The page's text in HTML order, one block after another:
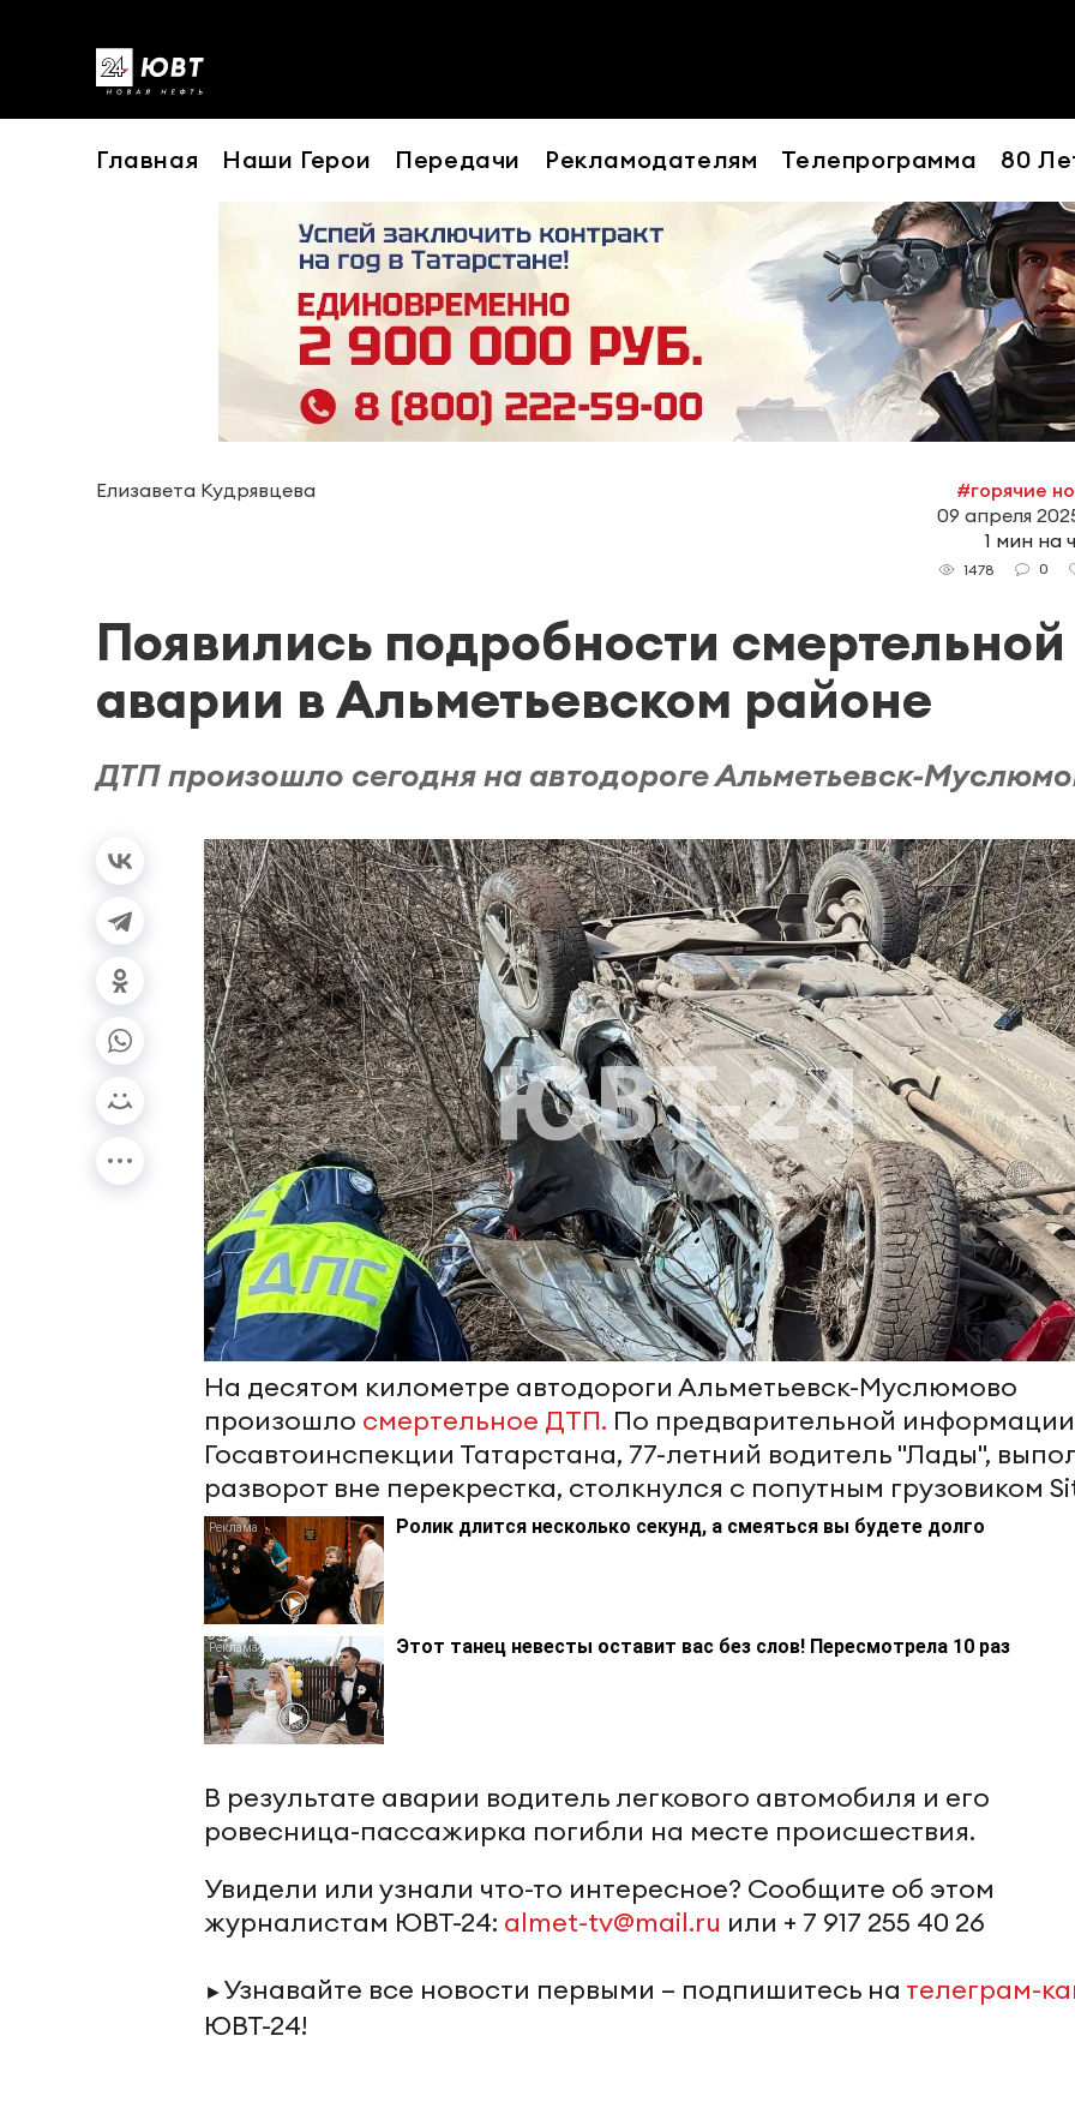
Главная Наши Герои Передачи Рекламодателям Телепрограмма 80
Елизавета Кудрявцева
#горячие
09 апреля
1 мин на
1478 0
Появились подробности смертельной
аварии в Альметьевском районе
ДТП произошло сегодня на автодороге Альметьевск-
На десятом километре автодороги Альметьевск-Муслюмово
произошло смертельное ДТП. По предварительной информации
Госавтоинспекции Татарстана, 77-летний водитель "Лады",
разворот вне перекрестка, столкнулся с попутным грузовиком
Ролик длится несколько секунд, а смеяться вы будете долго
Этот танец невесты оставит вас без слов! Пересмотрела 10 раз
В результате аварии водитель легкового автомобиля и его
ровесница-пассажирка погибли на месте происшествия.
Увидели или узнали что-то интересное? Сообщите об этом
журналистам ЮВТ-24: almet-tv@mail.ru или + 7 917 255 40 26
► Узнавайте все новости первыми – подпишитесь на телеграм-
ЮВТ-24!